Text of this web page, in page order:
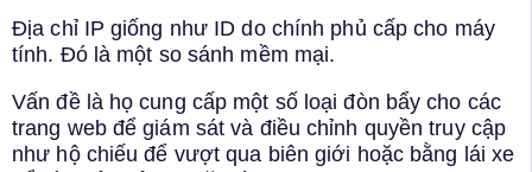
Địa chỉ IP giống như ID do chính phủ cấp cho máy
tính. Đó là một so sánh mềm mại.
Vấn đề là họ cung cấp một số loại đòn bẩy cho các
trang web để giám sát và điều chỉnh quyền truy cập
như hộ chiếu để vượt qua biên giới hoặc bằng lái xe